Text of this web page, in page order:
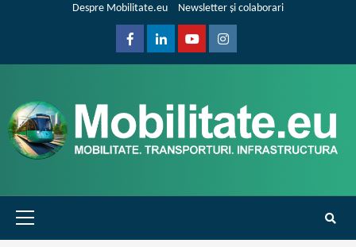
Despre Mobilitate.eu Newsletter și colaborari
FacebookLinkedinYoutubeInstagram
Primary
Menu